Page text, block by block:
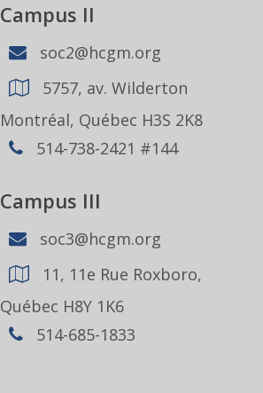
Campus II
soc2@hcgm.org
5757, av. Wilderton
Montréal, Québec H3S 2K8
514-738-2421 #144
Campus III
soc3@hcgm.org
11, 11e Rue Roxboro,
Québec H8Y 1K6
514-685-1833